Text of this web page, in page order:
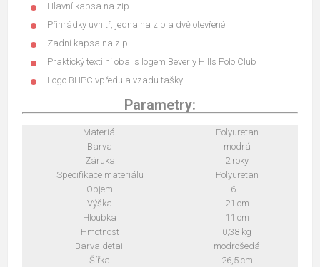
Hlavní kapsa na zip
Přihrádky uvnitř, jedna na zip a dvě otevřené
Zadní kapsa na zip
Praktický textilní obal s logem Beverly Hills Polo Club
Logo BHPC vpředu a vzadu tašky
Parametry:
Materiál
Polyuretan
Barva
modrá
Záruka
2 roky
Specifikace materiálu
Polyuretan
Objem
6 L
Výška
21 cm
Hloubka
11 cm
Hmotnost
0,38 kg
Barva detail
modrošedá
Šířka
26,5 cm